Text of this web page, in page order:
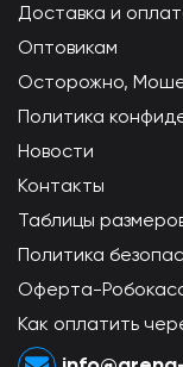
Доставка и
Оптовикам
Осторожно,
Политика
Новости
Контакты
Таблицы
Политика
Оферта-
Как оплатить